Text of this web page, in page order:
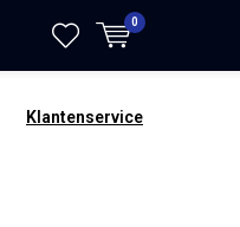
0
Klantenservice